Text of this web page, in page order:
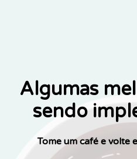
Algumas
sendo
Tome um café e volte